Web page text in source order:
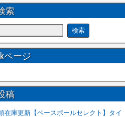
索
ページ
稿
在庫更新【ベースボールセレクト】タイ